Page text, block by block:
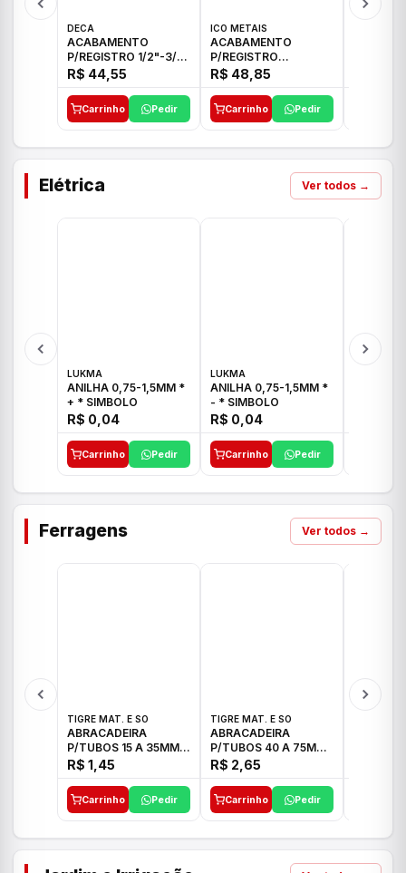
DECA
ACABAMENTO
P/REGISTRO 1/2"-3/4"
E 1"C21.PQ DECA
R$ 44,55
Carrinho Pedir
ICO METAIS
ACABAMENTO
P/REGISTRO
1/2"-3/4"-1" ACB M
CS 33 ICO
R$ 48,85
Carrinho Pedir
Elétrica Ver todos →
LUKMA
ANILHA 0,75-1,5MM *
+ * SIMBOLO
R$ 0,04
Carrinho Pedir
LUKMA
ANILHA 0,75-1,5MM *
- * SIMBOLO
R$ 0,04
Carrinho Pedir
Ferragens Ver todos →
TIGRE MAT. E SO
ABRACADEIRA
P/TUBOS 15 A 35MM
TIGRE
R$ 1,45
Carrinho Pedir
TIGRE MAT. E SO
ABRACADEIRA
P/TUBOS 40 A 75MM
TIGRE
R$ 2,65
Carrinho Pedir